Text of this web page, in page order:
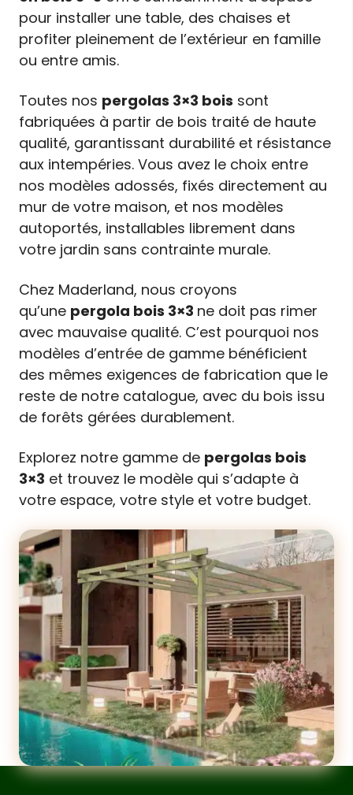
pour installer une table, des chaises et
profiter pleinement de l’extérieur en famille
ou entre amis.
Toutes nos pergolas 3×3 bois sont
fabriquées à partir de bois traité de haute
qualité, garantissant durabilité et résistance
aux intempéries. Vous avez le choix entre
nos modèles adossés, fixés directement au
mur de votre maison, et nos modèles
autoportés, installables librement dans
votre jardin sans contrainte murale.
Chez Maderland, nous croyons
qu’une pergola bois 3×3 ne doit pas rimer
avec mauvaise qualité. C’est pourquoi nos
modèles d’entrée de gamme bénéficient
des mêmes exigences de fabrication que le
reste de notre catalogue, avec du bois issu
de forêts gérées durablement.
Explorez notre gamme de pergolas bois
3×3 et trouvez le modèle qui s’adapte à
votre espace, votre style et votre budget.